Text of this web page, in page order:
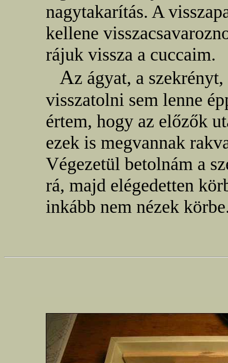
nagytakarítás. A
kellene
rájuk vissza a cuccaim.
Az ágyat, a
visszatolni sem lenne
értem, hogy az előzők
ezek is megvannak
Végezetül betolnám a
rá, majd elégedetten
inkább nem nézek